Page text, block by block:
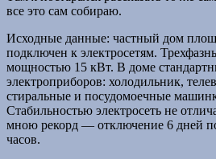
все это сам собираю.
Исходные данные: частный дом
подключен к электросетям.
мощностью 15 кВт. В доме
электроприборов: холодильник,
стиральные и посудомоечные
Стабильностью электросеть не
мною рекорд — отключение 6 дней
часов.